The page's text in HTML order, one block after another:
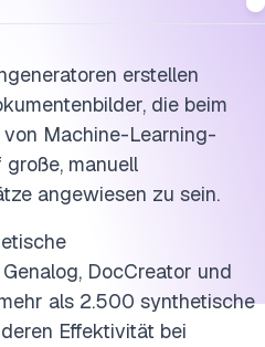
erstellen
die beim
Machine-Learning-
manuell
angewiesen zu sein.
DocCreator und
als 2.500 synthetische
Effektivität bei